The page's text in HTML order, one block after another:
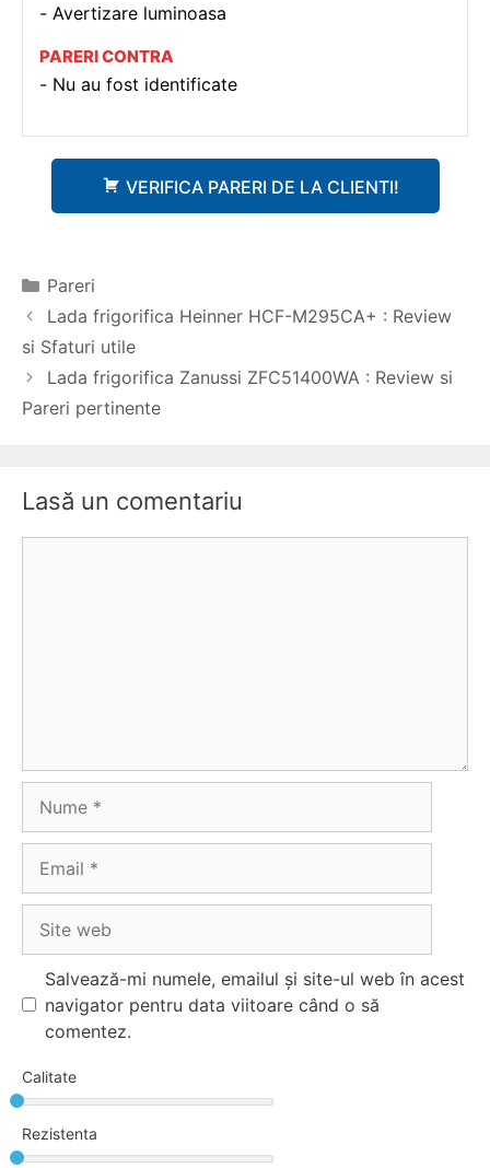
Avertizare luminoasa
PARERI CONTRA
Nu au fost identificate
VERIFICA PARERI DE LA CLIENTI!
Categorii
Pareri
Navigare
în
Lada frigorifica Heinner HCF-M295CA+ : Review
si Sfaturi utile
Lada frigorifica Zanussi ZFC51400WA : Review si
Pareri pertinente
Lasă un comentariu
web
Salvează-mi numele, emailul și site-ul web în acest
navigator pentru data viitoare când o să
comentez.
Calitate
Rezistenta